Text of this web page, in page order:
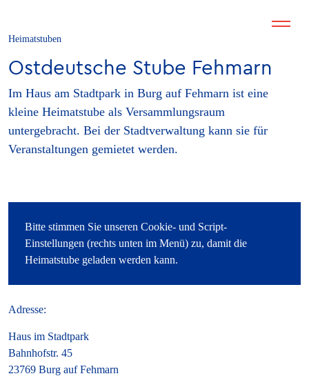
Heimatstuben
Ostdeutsche Stube Fehmarn
Im Haus am Stadtpark in Burg auf Fehmarn ist eine
kleine Heimatstube als Versammlungsraum
untergebracht. Bei der Stadtverwaltung kann sie für
Veranstaltungen gemietet werden.
Adresse:
Haus im Stadtpark
Bahnhofstr. 45
23769 Burg auf Fehmarn